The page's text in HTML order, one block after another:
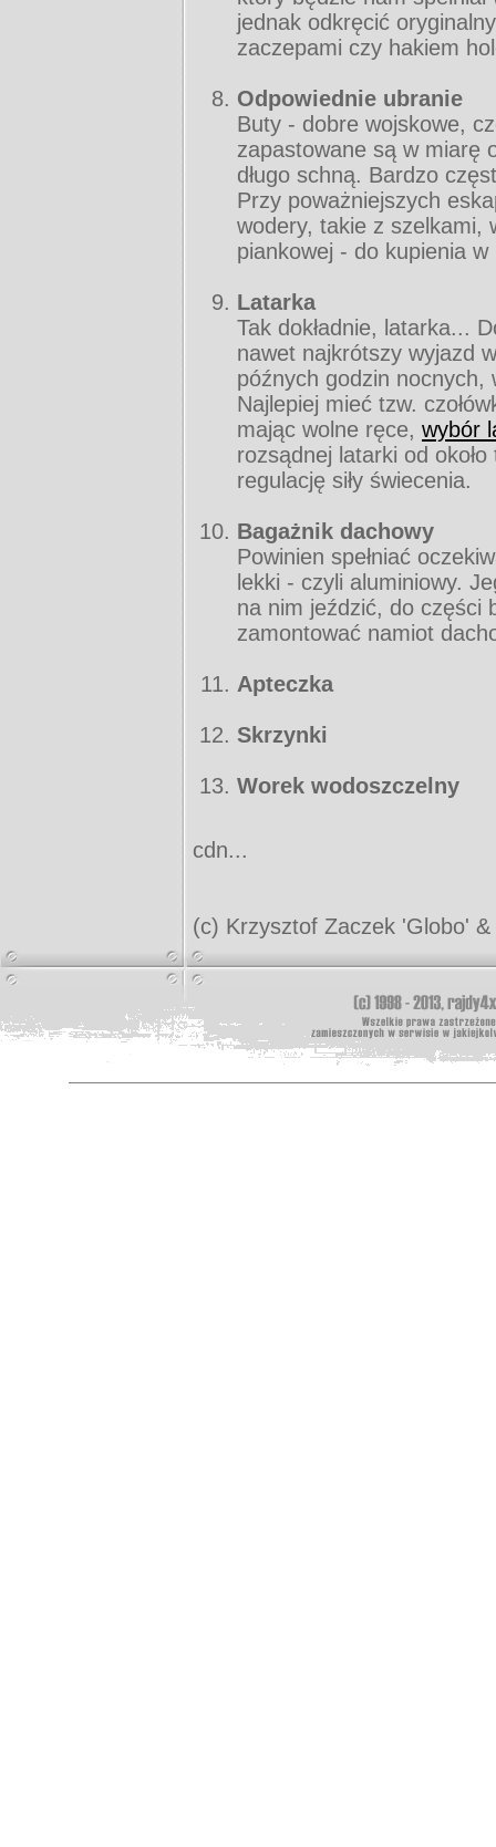
jednak odkręcić
zaczepami czy hakiem
Odpowiednie ubranie
Buty - dobre wojskowe,
zapastowane są w miarę
długo schną. Bardzo
Przy poważniejszych
wodery, takie z szelkami,
piankowej - do kupienia
Latarka
Tak dokładnie, latarka...
nawet najkrótszy wyjazd
późnych godzin
Najlepiej mieć tzw.
mając wolne ręce, wybór
rozsądnej latarki od
regulację siły świecenia.
Bagażnik dachowy
Powinien spełniać
lekki - czyli aluminiowy.
na nim jeździć, do części
zamontować namiot
Apteczka
Skrzynki
Worek wodoszczelny
cdn...
(c) Krzysztof Zaczek 'Globo' &